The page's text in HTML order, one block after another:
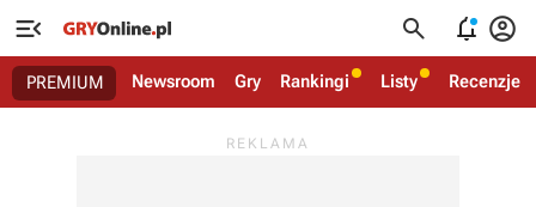
   
PREMIUM Newsroom Gry Rankingi Listy Recenzje